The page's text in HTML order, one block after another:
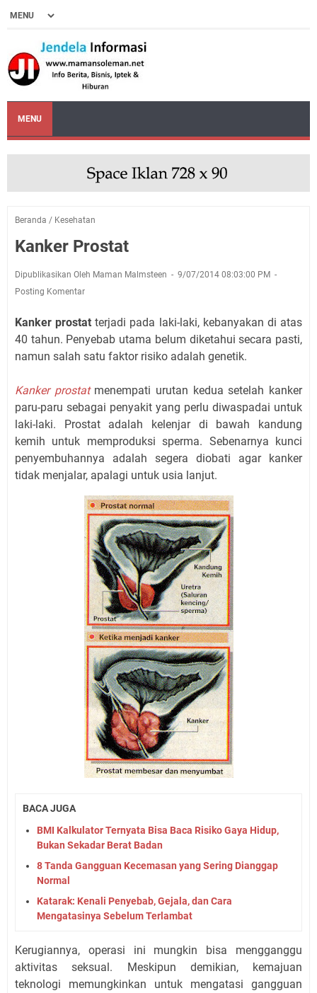
MENU
Beranda / Kesehatan
Kanker Prostat
Dipublikasikan Oleh Maman Malmsteen
9/07/2014 08:03:00 PM
Posting Komentar
Kanker prostat terjadi pada laki-laki, kebanyakan di atas
40 tahun. Penyebab utama belum diketahui secara pasti,
namun salah satu faktor risiko adalah genetik.
Kanker prostatmenempati urutan kedua setelah kanker
paru-paru sebagai penyakit yang perlu diwaspadai untuk
laki-laki. Prostat adalah kelenjar di bawah kandung
kemih untuk memproduksi sperma. Sebenarnya kunci
penyembuhannya adalah segera diobati agar kanker
tidak menjalar, apalagi untuk usia lanjut.
BACA JUGA
BMI Kalkulator Ternyata Bisa Baca Risiko Gaya Hidup,
Bukan Sekadar Berat Badan
8 Tanda Gangguan Kecemasan yang Sering Dianggap
Normal
Katarak: Kenali Penyebab, Gejala, dan Cara
Mengatasinya Sebelum Terlambat
Kerugiannya, operasi ini mungkin bisa mengganggu
aktivitas seksual. Meskipun demikian, kemajuan
teknologi memungkinkan untuk mengatasi gangguan